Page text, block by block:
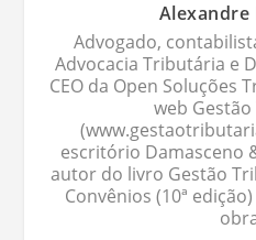
Alexandre
Advogado,
Advocacia Tributária e
CEO da Open Soluções
web
escritório Damasceno
autor do livro Gestão
Convênios (10ª